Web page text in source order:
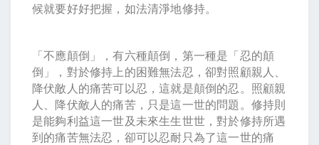
候就要好好把握，如法清淨地修持。
「不應顛倒」，有六種顛倒，第一種是「忍的顛
倒」，對於修持上的困難無法忍，卻對照顧親人、
降伏敵人的痛苦可以忍，這就是顛倒的忍。照顧親
人、降伏敵人的痛苦，只是這一世的問題。修持則
是能夠利益這一世及未來生生世世，對於修持所遇
到的痛苦無法忍，卻可以忍耐只為了這一世的痛